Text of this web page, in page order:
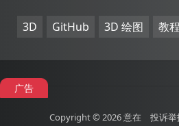
3D GitHub 3D 绘图 教程
广告
Copyright © 2026意在 投诉举